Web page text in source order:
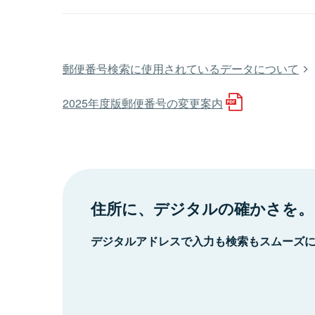
郵便番号検索に使用されているデータについて
2025年度版郵便番号の変更案内
住所に、デジタルの確かさを。
デジタルアドレスで入力も検索もスムーズ